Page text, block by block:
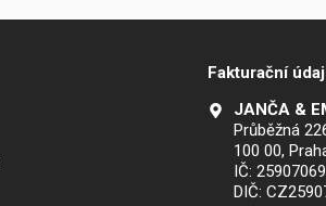
Fakturační
JANČA &
Průběžná
100 00,
IČ: 25907069
DIČ: